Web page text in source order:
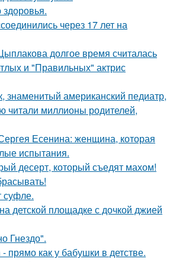
здоровья.
через 17 лет на
долгое время считалась
и "Правильных" актрис
знаменитый американский педиатр,
читали миллионы родителей,
Есенина: женщина, которая
испытания.
десерт, который съедят махом!
суфле.
детской площадке с дочкой джией
Гнездо".
прямо как у бабушки в детстве.